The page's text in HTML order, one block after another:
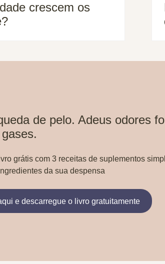
crescem os
de pelo. Adeus odores
grátis com 3 receitas de suplementos
da sua despensa
e descarregue o livro gratuitamente